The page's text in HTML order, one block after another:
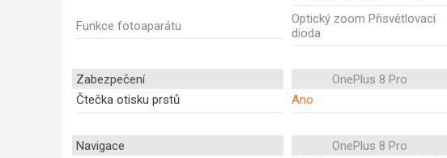
Funkce fotoaparátu
Optický zoom Přisvětlovací
dioda
Zabezpečení OnePlus 8 Pro
Čtečka otisku prstů
Ano
Navigace OnePlus 8 Pro